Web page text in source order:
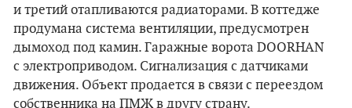
и третий отапливаются радиаторами. В коттедже
продумана система вентиляции, предусмотрен
дымоход под камин. Гаражные ворота DOORHAN
с электроприводом. Сигнализация с датчиками
движения. Объект продается в связи с переездом
собственника на ПМЖ в другу страну.